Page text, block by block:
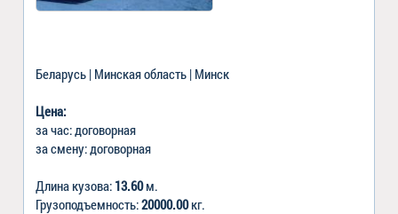
Беларусь | Минская область | Минск
Цена:
за час: договорная
за смену: договорная
Длина кузова: 13.60м.
Грузоподъемность:20000.00кг.